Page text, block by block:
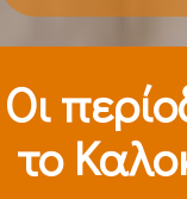
Οι
το